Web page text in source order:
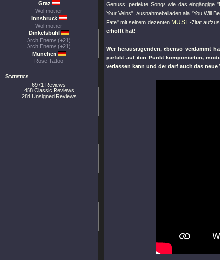
Graz
Wolfmother
Innsbruck
Wolfmother
Dinkelsbühl
Arch Enemy (+21)
Arch Enemy (+21)
München
Rose Tattoo
Statistics
6971 Reviews
458 Classic Reviews
284 Unsigned Reviews
Genuss, perfekte Songs wie das eingängige
Your Veins" , Ausnahmeballaden ala "You Will
Fate" mit seinem dezenten MUSE-Zitat
erhofft hat!
Wer herausragenden, ebenso verdammt
perfekt auf den Punkt komponierten,
verlassen kann und der darf auch das